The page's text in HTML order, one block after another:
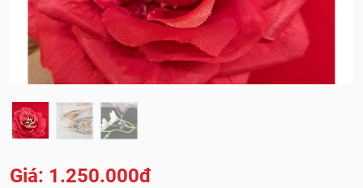
Giá: 1.250.000đ